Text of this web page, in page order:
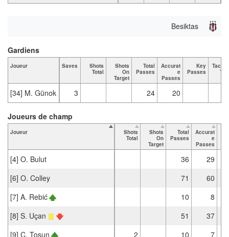
Besiktas
Joueur Saves
Shots
Total
Shots
On
Target
Total
Passes
Accurat
e
Passes
Key
Passes
[34] M. Günok 3 24 20
Gardiens
Joueur
Shots
Total
Shots
On
Target
Total
Passes
Accurat
e
Passes
[4] O. Bulut 36
29
[6] O. Colley
71
60
[7] A. Rebić
10
8
[8] S. Uçan
51
37
[9] C. Tosun
2 10 7
Joueurs de champ